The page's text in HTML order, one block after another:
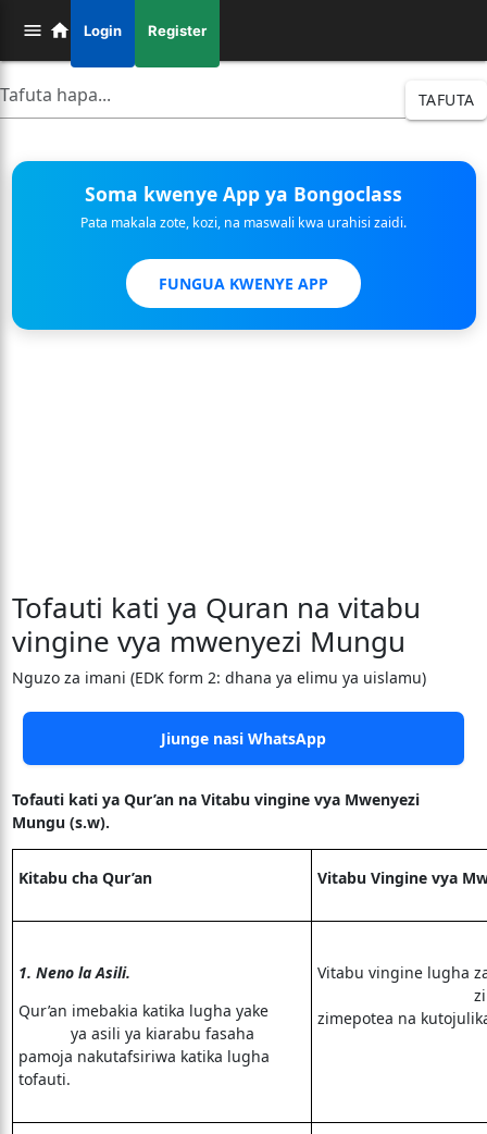
Login Register
TAFUTA
Soma kwenye App ya Bongoclass
Pata makala zote, kozi, na maswali kwa urahisi zaidi.
FUNGUA KWENYE APP
Tofauti kati ya Quran na vitabu
vingine vya mwenyezi Mungu
Nguzo za imani (EDK form 2: dhana ya elimu ya uislamu)
Jiunge nasi WhatsApp
Tofauti kati ya Qur’an na Vitabu vingine vya Mwenyezi
Mungu (s.w).
Kitabu cha Qur’an Vitabu Vingine vya
1. Neno la Asili.
Qur’an imebakia katika lugha yake
ya asili ya kiarabu fasaha
pamoja nakutafsiriwa katika lugha
tofauti.
Vitabu vingine
zimepotea na